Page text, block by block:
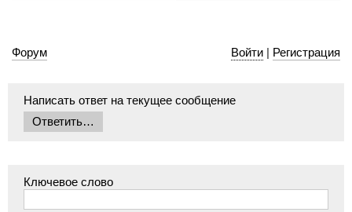
Форум Войти| Регистрация
Написать ответ на текущее сообщение
Ключевое слово